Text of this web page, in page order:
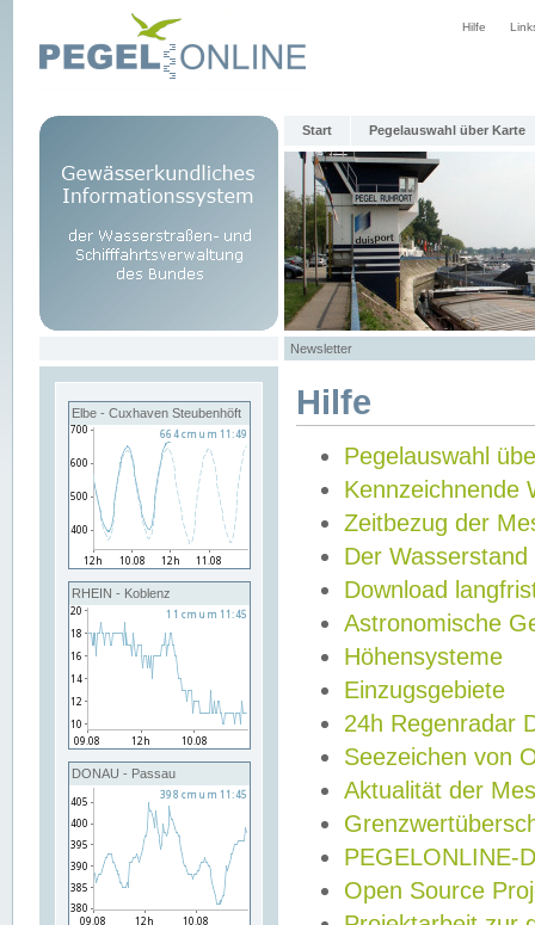
Hilfe
Start Pegelauswahl über Karte
Newsletter
Elbe - Cuxhaven Steubenhöft
RHEIN - Koblenz
DONAU - Passau
Hilfe
Pegelauswahl
Kennzeichnende
Zeitbezug der
Der Wasserstand
Download
Astronomische
Höhensysteme
Einzugsgebiete
24h Regenradar
Seezeichen von
Aktualität der
PEGELONLINE-
Open Source